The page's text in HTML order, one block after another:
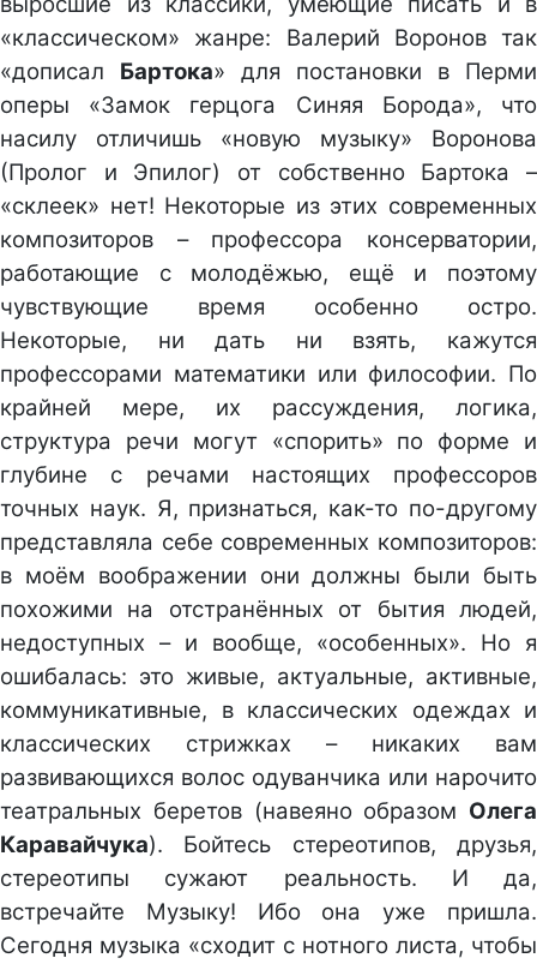
«классическом» жанре: Валерий Воронов так
«дописал Бартока» для постановки в Перми
оперы «Замок герцога Синяя Борода», что
насилу отличишь «новую музыку» Воронова
(Пролог и Эпилог) от собственно Бартока –
«склеек» нет! Некоторые из этих современных
композиторов – профессора консерватории,
работающие с молодёжью, ещё и поэтому
чувствующие время особенно остро.
Некоторые, ни дать ни взять, кажутся
профессорами математики или философии. По
крайней мере, их рассуждения, логика,
структура речи могут «спорить» по форме и
глубине с речами настоящих профессоров
точных наук. Я, признаться, как-то по-другому
представляла себе современных композиторов:
в моём воображении они должны были быть
похожими на отстранённых от бытия людей,
недоступных – и вообще, «особенных». Но я
ошибалась: это живые, актуальные, активные,
коммуникативные, в классических одеждах и
классических стрижках – никаких вам
развивающихся волос одуванчика или нарочито
театральных беретов (навеяно образом Олега
Каравайчука). Бойтесь стереотипов, друзья,
стереотипы сужают реальность. И да,
встречайте Музыку! Ибо она уже пришла.
Сегодня музыка «сходит с нотного листа, чтобы